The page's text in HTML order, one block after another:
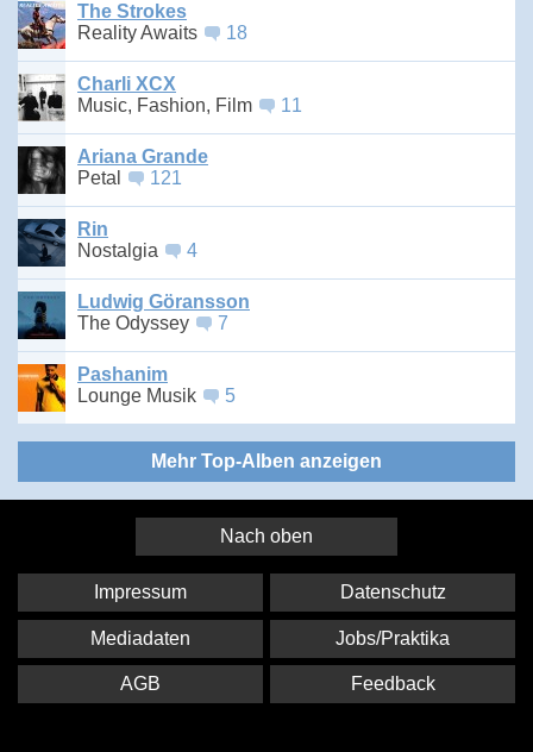
The Strokes
Reality Awaits
18
Charli XCX
Music, Fashion, Film
11
Ariana Grande
Petal
121
Rin
Nostalgia
4
Ludwig Göransson
The Odyssey
7
Pashanim
Lounge Musik
5
Mehr Top-Alben anzeigen
Nach oben
Impressum Datenschutz
Mediadaten Jobs/Praktika
AGB Feedback